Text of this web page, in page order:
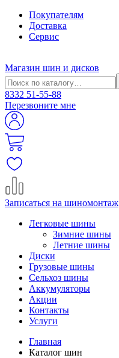
Покупателям
Доставка
Сервис
Магазин шин и дисков
8332 51-55-88
Перезвоните мне
Записаться на шиномонтаж
Легковые шины
Зимние шины
Летние шины
Диски
Грузовые шины
Сельхоз шины
Аккумуляторы
Акции
Контакты
Услуги
Главная
Каталог шин